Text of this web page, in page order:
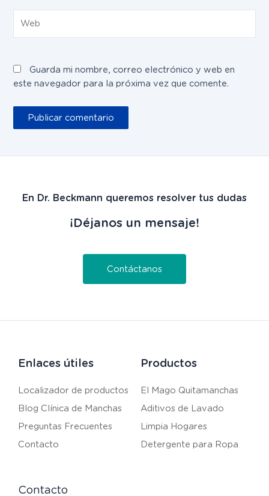
Guarda mi nombre, correo electrónico y web en
este navegador para la próxima vez que comente.
En Dr. Beckmann queremos resolver tus dudas
¡Déjanos un mensaje!
Contáctanos
Enlaces útiles
Localizador de productos
Blog Clínica de Manchas
Preguntas Frecuentes
Contacto
Productos
El Mago Quitamanchas
Aditivos de Lavado
Limpia Hogares
Detergente para Ropa
Contacto